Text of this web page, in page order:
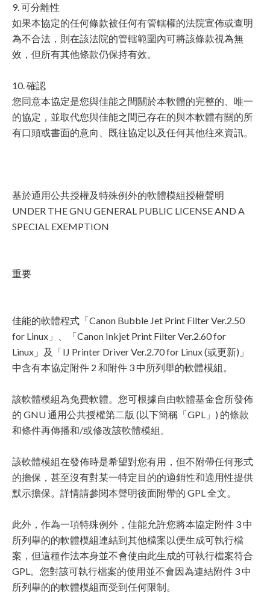
9. 可分離性
如果本協定的任何條款被任何有管轄權的法院宣佈或查明
為不合法，則在該法院的管轄範圍內可將該條款視為無
效，但所有其他條款仍保持有效。
10. 確認
您同意本協定是您與佳能之間關於本軟體的完整的、唯一
的協定，並取代您與佳能之間已存在的與本軟體有關的所
有口頭或書面的意向、既往協定以及任何其他往來資訊。
基於通用公共授權及特殊例外的軟體模組授權聲明
UNDER THE GNU GENERAL PUBLIC LICENSE AND A
SPECIAL EXEMPTION
重要
佳能的軟體程式「Canon Bubble Jet Print Filter Ver.2.50
for Linux」、「Canon Inkjet Print Filter Ver.2.60 for
Linux」及「IJ Printer Driver Ver.2.70 for Linux (或更新)」
中含有本協定附件 2 和附件 3 中所列舉的軟體模組。
該軟體模組為免費軟體。您可根據自由軟體基金會所發佈
的 GNU 通用公共授權第二版 (以下簡稱「GPL」) 的條款
和條件再傳播和/或修改該軟體模組。
該軟體模組在發佈時是希望對您有用，但不附帶任何形式
的擔保，甚至沒有對某一特定目的的適銷性和適用性提供
默示擔保。詳情請參閱本聲明後面附帶的 GPL 全文。
此外，作為一項特殊例外，佳能允許您將本協定附件 3 中
所列舉的的軟體模組連結到其他檔案以便生成可執行檔
案，但這種作法本身並不會使由此生成的可執行檔案符合
GPL。您對該可執行檔案的使用並不會因為連結附件 3 中
所列舉的的軟體模組而受到任何限制。